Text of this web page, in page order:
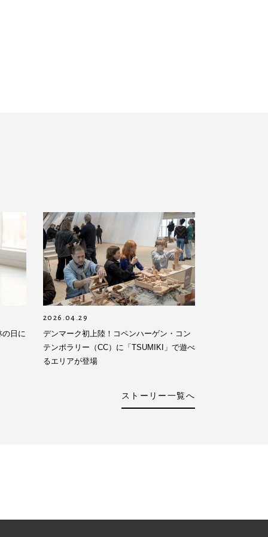
の日に
2026.04.29
デンマーク初上陸！コペンハーゲン・コン
テンポラリー（CC）に「TSUMIKI」で遊べ
るエリアが登場
ストーリー一覧へ